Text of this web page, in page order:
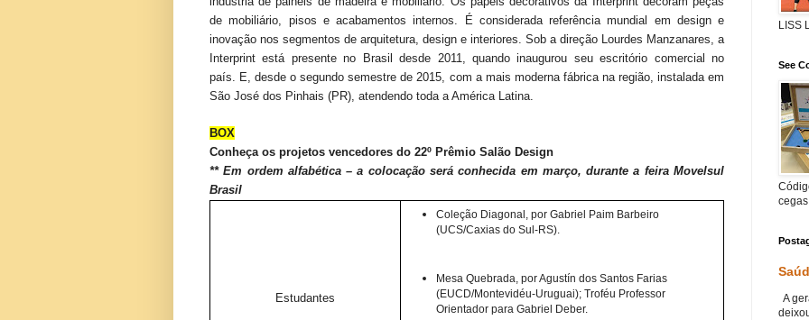
de mobiliário, pisos e acabamentos internos. É considerada referência mundial em design e
inovação nos segmentos de arquitetura, design e interiores. Sob a direção Lourdes Manzanares, a
Interprint está presente no Brasil desde 2011, quando inaugurou seu escritório comercial no
país. E, desde o segundo semestre de 2015, com a mais moderna fábrica na região, instalada em
São José dos Pinhais (PR), atendendo toda a América Latina.
BOX
Conheça os projetos vencedores do 22º Prêmio Salão Design
** Em ordem alfabética – a colocação será conhecida em março, durante a feira Movelsul
Brasil
Estudantes
Coleção Diagonal, por Gabriel Paim Barbeiro
(UCS/Caxias do Sul-RS).
Mesa Quebrada, por Agustín dos Santos Farias
(EUCD/Montevidéu-Uruguai); Troféu Professor
Orientador para Gabriel Deber.
LISS
See
cegas
A